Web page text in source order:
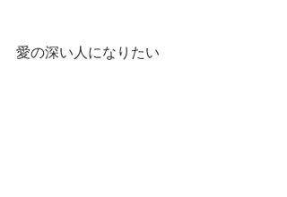
愛の深い人になりたい